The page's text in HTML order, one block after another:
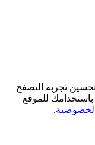
تجربة التصفح
للموقع
.